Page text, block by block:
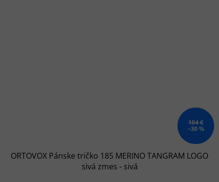
104 €
–30 %
ORTOVOX Pánske tričko 185 MERINO TANGRAM LOGO
sivá zmes - sivá